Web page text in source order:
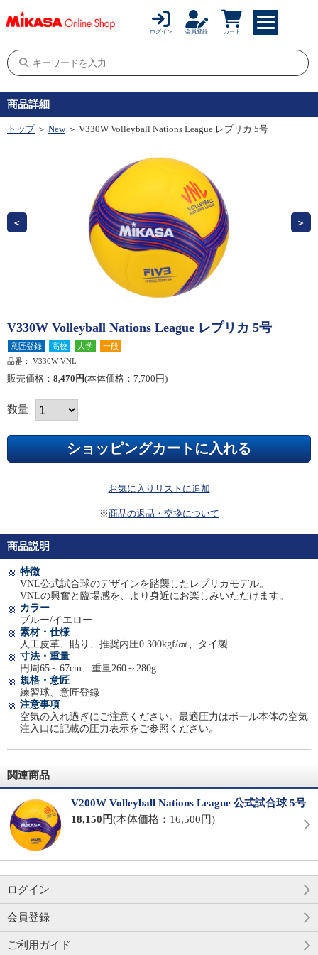
ログイン 会員登録 カート
商品詳細
トップ ＞ New ＞ V330W Volleyball Nations League レプリカ 5号
V330W Volleyball Nations League レプリカ 5号
意匠登録 高校 大学
一般
品番：
V330W-VNL
販売価格： 8,470円(本体価格：7,700円)
数量
お気に入りリストに追加
※商品の返品・交換について
商品説明
特徴
VNL公式試合球のデザインを踏襲したレプリカモデル。
VNLの興奮と臨場感を、より身近にお楽しみいただけます。
カラー
ブルー/イエロー
素材・仕様
人工皮革、貼り、推奨内圧0.300kgf/㎠、タイ製
寸法・重量
円周65～67cm、重量260～280g
規格・意匠
練習球、意匠登録
注意事項
空気の入れ過ぎにご注意ください。最適圧力はボール本体の空気
注入口に記載の圧力表示をご参照ください。
関連商品
V200W Volleyball Nations League 公式試合球 5号
18,150円(本体価格：16,500円)
ログイン
会員登録
ご利用ガイド